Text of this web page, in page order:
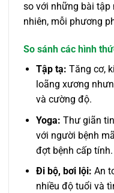
so với những bài tập
nhiên, mỗi phương
So sánh các hình
Tập tạ: Tăng cơ,
loãng xương
và cường độ.
Yoga: Thư giãn
với người bệnh
đợt bệnh cấp tính.
Đi bộ, bơi lội: An
nhiều độ tuổi và